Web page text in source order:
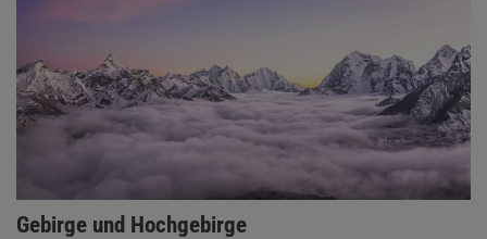
Gebirge und Hochgebirge